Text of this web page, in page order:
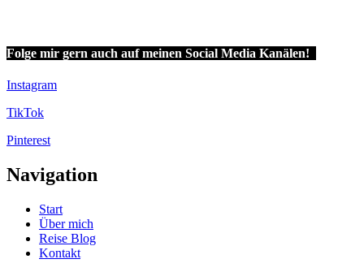
Folge mir gern auch auf meinen Social Media Kanälen!
Instagram
TikTok
Pinterest
Navigation
Start
Über mich
Reise Blog
Kontakt